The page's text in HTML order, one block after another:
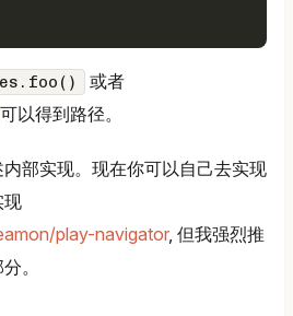
或者
可以得到路径。
部实现。现在你可以自己去实现
现
play-navigator, 但我强烈推
。